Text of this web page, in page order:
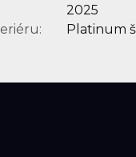
2025
Platinum